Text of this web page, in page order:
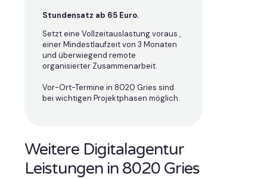
Stundensatz ab 65 Euro.
Setzt eine Vollzeitauslastung voraus ,
einer Mindestlaufzeit von 3 Monaten
und überwiegend remote
organisierter Zusammenarbeit.
Vor-Ort-Termine in 8020 Gries sind
bei wichtigen Projektphasen möglich.
Weitere Digitalagentur
Leistungen in 8020 Gries